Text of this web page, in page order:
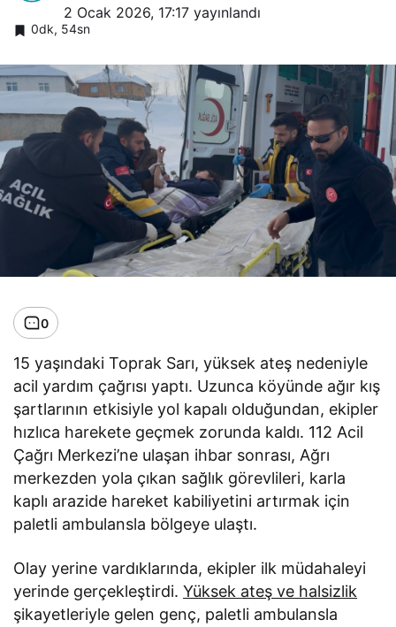
2 Ocak 2026, 17:17 yayınlandı
0dk, 54sn
0
15 yaşındaki Toprak Sarı, yüksek ateş nedeniyle
acil yardım çağrısı yaptı. Uzunca köyünde ağır kış
şartlarının etkisiyle yol kapalı olduğundan, ekipler
hızlıca harekete geçmek zorunda kaldı. 112 Acil
Çağrı Merkezi’ne ulaşan ihbar sonrası, Ağrı
merkezden yola çıkan sağlık görevlileri, karla
kaplı arazide hareket kabiliyetini artırmak için
paletli ambulansla bölgeye ulaştı.
Olay yerine vardıklarında, ekipler ilk müdahaleyi
yerinde gerçekleştirdi.Yüksek ateş ve halsizlik
şikayetleriyle gelen genç, paletli ambulansla